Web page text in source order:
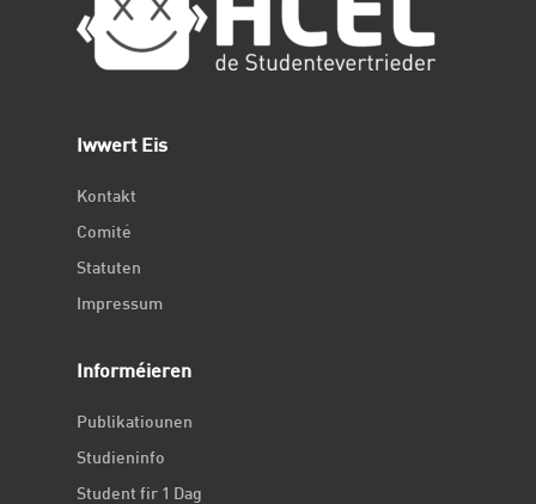
Iwwert Eis
Kontakt
Comité
Statuten
Impressum
Informéieren
Publikatiounen
Studieninfo
Student fir 1 Dag